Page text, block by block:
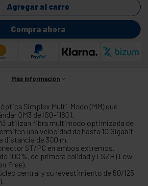
Agregar al carro
Compra ahora
Más información
Simplex Multi-Modo (MM) que
OM3 de ISO-11801.
utilizan fibra multimodo optimizada de
una velocidad de hasta 10 Gigabit
distancia de 300 m.
ST/PC en ambos extremos.
100%, de primera calidad y LSZH (Low
Free).
central y su revestimiento de 50/125